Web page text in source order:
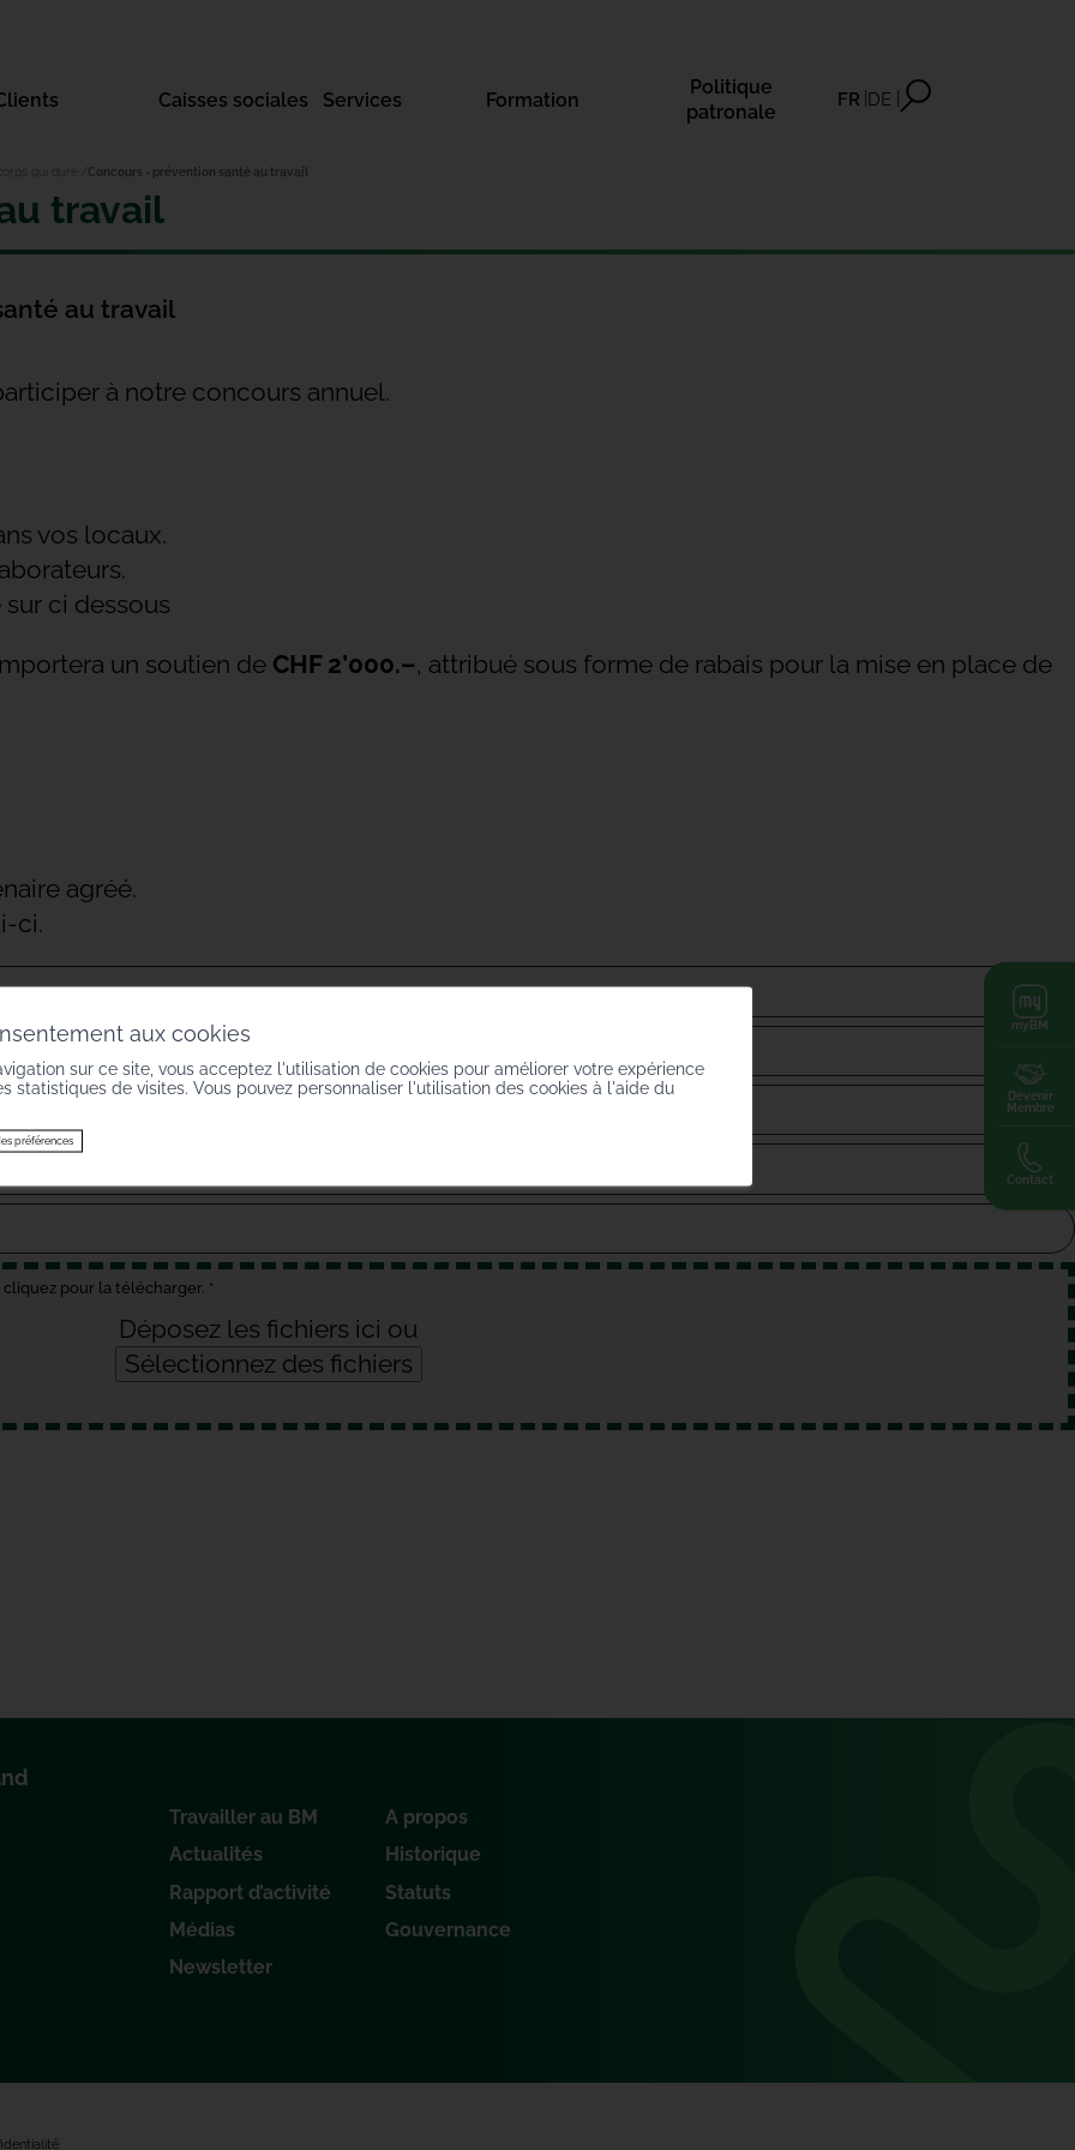
FR DE
Caisses sociales Services Formation
Politique
patronale
Concours - prévention santé au travail
myBM
Devenir
Membre
Contact
travail
au travail
à notre concours annuel.
vos locaux.
ci dessous
un soutien de CHF 2’000.–, attribué sous forme de rabais pour la mise en place de
agréé.
ci.
pour la télécharger. *
Déposez les fichiers ici ou
Sélectionnez des fichiers
Travailler au BM
A propos
Actualités
Historique
Rapport d’activité
Statuts
Médias
Gouvernance
Newsletter
aux cookies
sur ce site, vous acceptez l'utilisation de cookies pour améliorer votre expérience
statistiques de visites. Vous pouvez personnaliser l'utilisation des cookies à l'aide du
préférences